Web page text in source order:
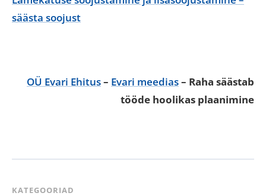
säästa soojust
OÜ Evari Ehitus– Evari meedias– Raha säästab
tööde hoolikas plaanimine
KATEGOORIAD